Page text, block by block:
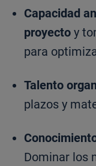
Capacidad
proyecto y
para
Talento
plazos y
Dominar los